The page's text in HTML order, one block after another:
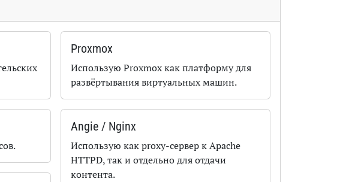
Proxmox
Использую Proxmox как платформу для
развёртывания виртуальных машин.
Angie / Nginx
Использую как proxy-сервер к Apache
HTTPD, так и отдельно для отдачи
контента.